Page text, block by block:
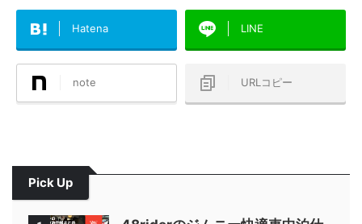
Hatena LINE
note URLコピー
Pick Up